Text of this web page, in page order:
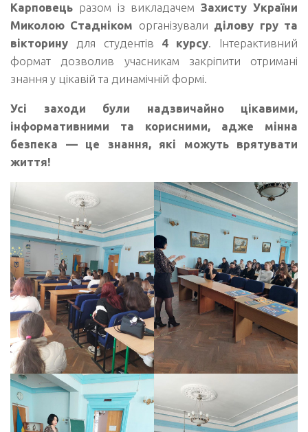
Карповець разом із викладачемЗахисту України
Миколою Стадніком організували ділову гру та
вікторину для студентів 4 курсу. Інтерактивний
формат дозволив учасникам закріпити отримані
знання у цікавій та динамічній формі.
Усі заходи були надзвичайно цікавими,
інформативними та корисними, адже мінна
безпека — це знання, які можуть врятувати
життя!